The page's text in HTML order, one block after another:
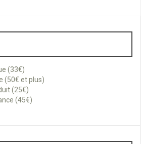
(33€)
(50€ et plus)
(25€)
(45€)